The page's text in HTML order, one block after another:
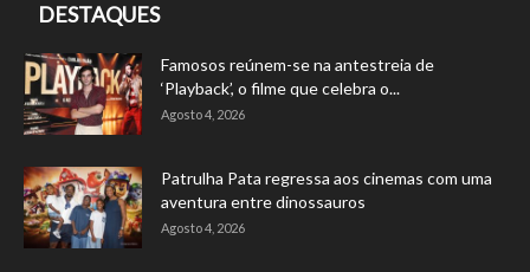
DESTAQUES
Famosos reúnem-se na antestreia de
‘Playback’, o filme que celebra o...
Agosto 4, 2026
Patrulha Pata regressa aos cinemas com uma
aventura entre dinossauros
Agosto 4, 2026